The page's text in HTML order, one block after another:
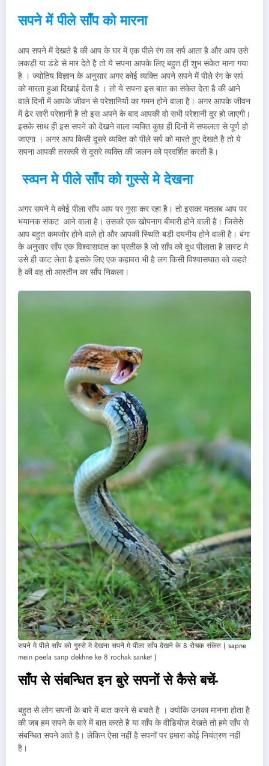
सपने में पीले साँप को मारना
आप सपने में देखते है की आप के घर में एक पीले रंग का सर्प आता है और आप उसे
लकड़ी या डंडे से मार देते है तो ये सपना आपके लिए बहुत ही शुभ संकेत माना गया
है । ज्योतिष विज्ञान के अनुसार अगर कोई व्यक्ति अपने सपने में पीले रंग के सर्प
को मारता हुआ दिखाई देता है । तो ये सपना इस बात का संकेत देता है की आने
वाले दिनों में आपके जीवन से परेशानियों का गमन होने वाला है। अगर आपके जीवन
में ढेर सारी परेशानी है तो इस अपने के बाद आपकी वो सभी परेशानी दूर हो जाएगी।
इसके साथ ही इस सपने को देखने वाला व्यक्ति कुछ ही दिनों में सफलता से पूर्ण हो
जाएगा । अगर आप किसी दूसरे व्यक्ति को पीले सर्प को मारते हुए देखते है तो ये
सपना आपकी तरक्की से दूसरे व्यक्ति की जलन को प्रदर्शित करती है।
स्व्पन मे पीले साँप को गुस्से मे देखना
अगर सपने मे कोई पीला साँप आप पर गुसा कर रहा है। तो इसका मतलब आप पर
भयानक संकट आने वाला है। उसको एक खोपनाग बीमारी होने वाली है। जिसेसे
आप बहुत कमजोर होने वाले हो और आपकी स्थिति बड़ी दयनीय होने वाली है। बंगा
के अनुसार साँप एक विश्वासघात का प्रतीक है जो साँप को दूध पीलाता है लास्ट मे
उसे ही काट लेता है इसके लिए एक कहावत भी है लग किसी विश्वासघात को कहते
है की वह तो आस्तीन का साँप निकला।
सपने मे पीले साँप को गुस्से मे देखना सपने मे पीला साँप देखने के 8 रोचक संकेत ( sapne
mein peela sanp dekhne ke 8 rochak sanket )
साँप से संबन्धित इन बुरे सपनों से कैसे बचें-
बहुत से लोग सपनों के बारे में बात करने से बचते है । क्योकि उनका मानना होता है
की जब हम सपने के बारे में बात करते है या साँप के वीडियोज़ देखते तो हमे साँप से
संबन्धित सपने आते है। लेकिन ऐसा नहीं है सपनॉ पर हमारा कोई नियंत्रण नहीं
है।